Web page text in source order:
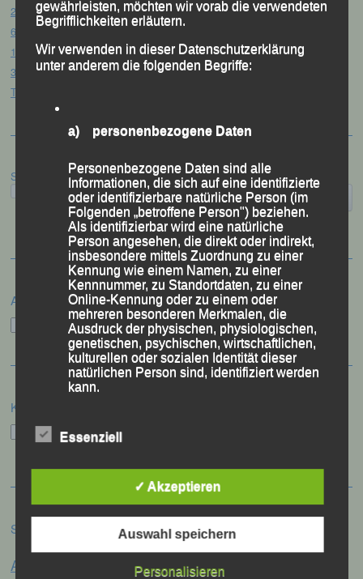
20. Goldener Steig-Lauf – Stozec/Tusset, 01.08.2026
61. Bergsportfest – Ortenburg, 26.07.2026
12. Loser Berglauf – Altaussee/Österreich, 25.07.2026
32. Sommerbiathlon – Passau, 18.07.2026
Tag des Sports – „Quälspaß am Dreisessel“ – Neureichenau, 18.07.2026
Suchen
Archiv
Archiv
Kategorien
Kategorien
Schlagwörter
Alex Sellner Anna Drexler
gewährleisten, möchten wir vorab die verwendeten
Begrifflichkeiten erläutern.
Wir verwenden in dieser Datenschutzerklärung
unter anderem die folgenden Begriffe:
a) personenbezogene Daten
Personenbezogene Daten sind alle
Informationen, die sich auf eine identifizierte
oder identifizierbare natürliche Person (im
Folgenden „betroffene Person") beziehen.
Als identifizierbar wird eine natürliche
Person angesehen, die direkt oder indirekt,
insbesondere mittels Zuordnung zu einer
Kennung wie einem Namen, zu einer
Kennnummer, zu Standortdaten, zu einer
Online-Kennung oder zu einem oder
mehreren besonderen Merkmalen, die
Ausdruck der physischen, physiologischen,
genetischen, psychischen, wirtschaftlichen,
kulturellen oder sozialen Identität dieser
natürlichen Person sind, identifiziert werden
kann.
b) betroffene Person
identifizierbare natürliche Person, deren
personenbezogene Daten von dem für die
Verarbeitung Verantwortlichen verarbeitet
Essenziell
✓ Akzeptieren
Auswahl speichern
Personalisieren